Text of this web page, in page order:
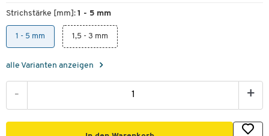
Strichstärke [mm]: 1 - 5 mm
1 - 5 mm 1,5 - 3 mm
alle Varianten anzeigen
- +